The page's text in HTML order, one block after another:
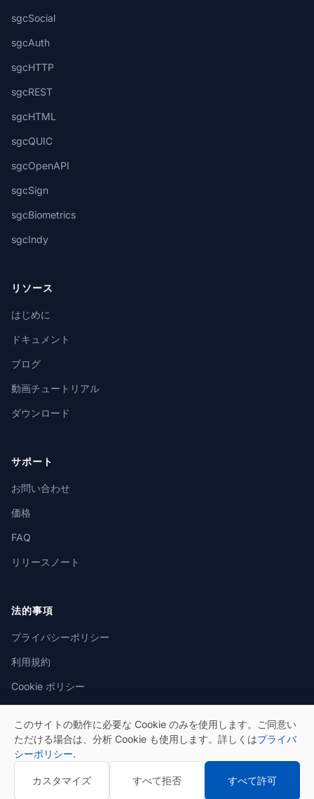
sgcSocial
sgcAuth
sgcHTTP
sgcREST
sgcHTML
sgcQUIC
sgcOpenAPI
sgcSign
sgcBiometrics
sgcIndy
リソース
はじめに
ドキュメント
ブログ
動画チュートリアル
ダウンロード
サポート
お問い合わせ
価格
FAQ
リリースノート
法的事項
プライバシーポリシー
利用規約
Cookie ポリシー
© 2026 eSeGeCe. All rights reserved.
プライバシーポリシー
このサイトの動作に必要な Cookie のみを使用します。ご同意い
ただける場合は、分析 Cookie も使用します。詳しくはプライバ
シーポリシー.
カスタマイズ すべて拒否 すべて許可